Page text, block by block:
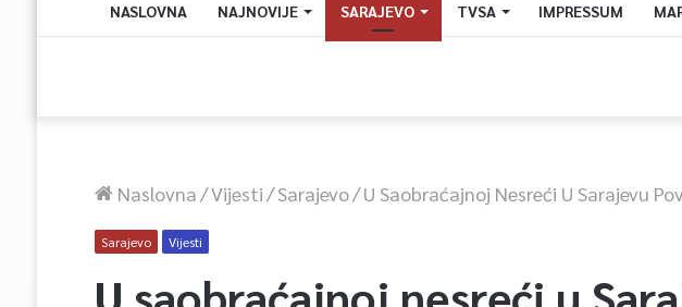
NASLOVNA NAJNOVIJE SARAJEVO TVSA IMPRESSUM
Naslovna/Vijesti/Sarajevo/U Saobraćajnoj Nesreći U Sarajevu
Sarajevo Vijesti